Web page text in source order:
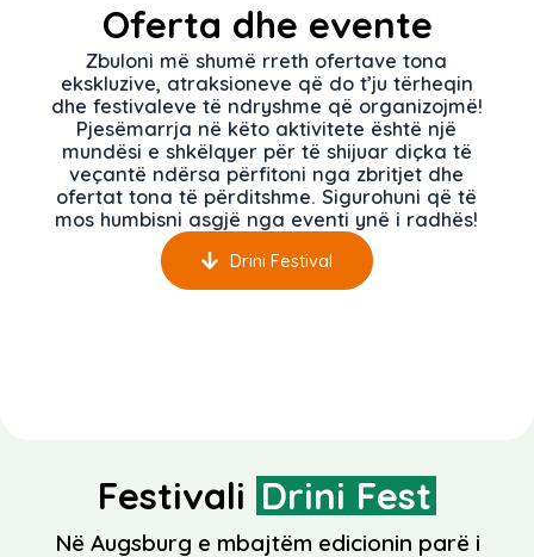
Oferta dhe evente
Zbuloni më shumë rreth ofertave tona
ekskluzive, atraksioneve që do t’ju tërheqin
dhe festivaleve të ndryshme që organizojmë!
Pjesëmarrja në këto aktivitete është një
mundësi e shkëlqyer për të shijuar diçka të
veçantë ndërsa përfitoni nga zbritjet dhe
ofertat tona të përditshme. Sigurohuni që të
mos humbisni asgjë nga eventi ynë i radhës!
Drini Festival
Festivali Drini Fest
Në Augsburg e mbajtëm edicionin parë i